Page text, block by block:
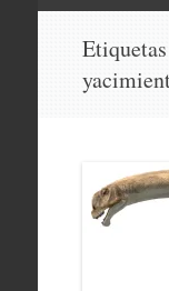
contenido